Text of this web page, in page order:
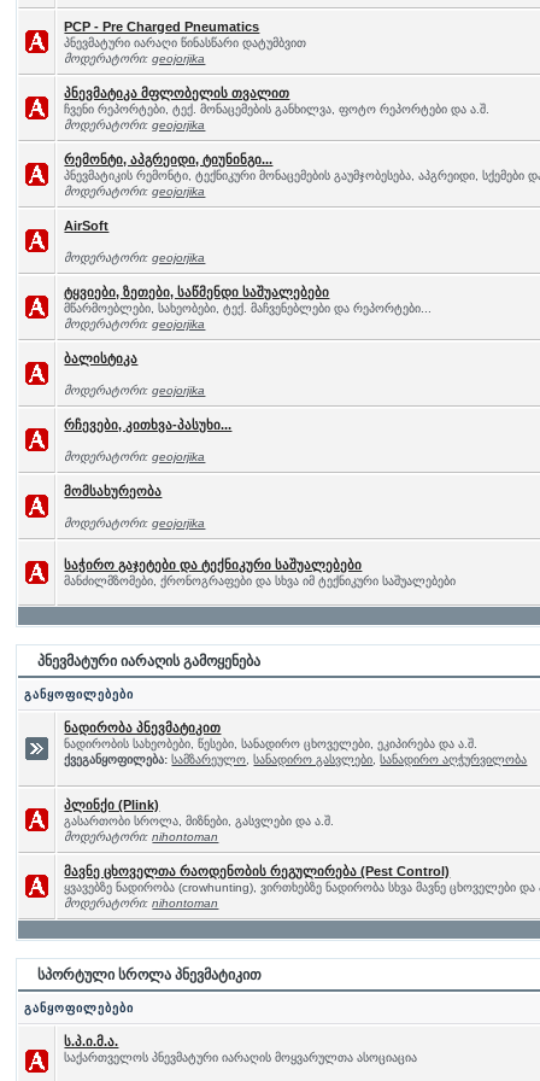
PCP - Pre Charged Pneumatics
პნევმატური იარაღი წინასწარი დატუმბვით
მოდერატორი:geojorjika
პნევმატიკა მფლობელის თვალით
ჩვენი რეპორტები, ტექ. მონაცემების განხილვა, ფოტო რეპორტები და ა.შ.
მოდერატორი:geojorjika
რემონტი, აპგრეიდი, ტიუნინგი...
პნევმატიკის რემონტი, ტექნიკური მონაცემების გაუმჯობესება, აპგრეიდი, სქემები
მოდერატორი:geojorjika
AirSoft
მოდერატორი:geojorjika
ტყვიები, ზეთები, საწმენდი საშუალებები
მწარმოებლები, სახეობები, ტექ. მაჩვენებლები და რეპორტები...
მოდერატორი:geojorjika
ბალისტიკა
მოდერატორი:geojorjika
რჩევები, კითხვა-პასუხი...
მოდერატორი:geojorjika
მომსახურეობა
მოდერატორი:geojorjika
საჭირო გაჯეტები და ტექნიკური საშუალებები
მანძილმზომები, ქრონოგრაფები და სხვა იმ ტექნიკური საშუალებები
პნევმატური იარაღის გამოყენება
განყოფილებები
ნადირობა პნევმატიკით
ნადირობის სახეობები, წესები, სანადირო ცხოველები, ეკიპირება და ა.შ.
ქვეგანყოფილება: სამზარეულო სანადირო გასვლები სანადირო აღჭურვილობა
პლინქი (Plink)
გასართობი სროლა, მიზნები, გასვლები და ა.შ.
მოდერატორი:nihontoman
მავნე ცხოველთა რაოდენობის რეგულირება (Pest Control)
ყვავებზე ნადირობა (crowhunting), ვირთხებზე ნადირობა სხვა მავნე ცხოველები და
მოდერატორი:nihontoman
სპორტული სროლა პნევმატიკით
განყოფილებები
ს.პ.ი.მ.ა.
საქართველოს პნევმატური იარაღის მოყვარულთა ასოციაცია